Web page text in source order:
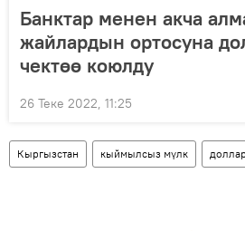
Банктар менен акча
жайлардын ортосуна
чектөө коюлду
26 Теке 2022, 11:25
Кыргызстан кыймылсыз мүлк доллар